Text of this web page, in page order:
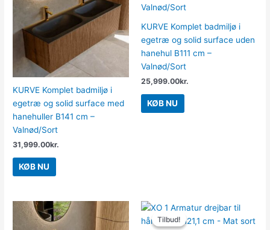
KURVE Komplet badmiljø i
egetræ og solid surface med
hanehuller B141 cm –
Valnød/Sort
31,999.00kr.
KØB NU
KURVE Komplet badmiljø i
egetræ og solid surface uden
hanehul B111 cm –
Valnød/Sort
25,999.00kr.
KØB NU
Tilbud!
Tilbud!
Den
oprindelige
pris
Den
pris